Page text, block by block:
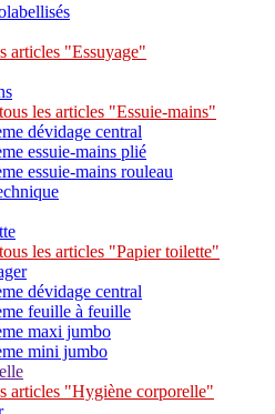
articles "Essuyage"
les articles "Essuie-mains"
dévidage central
essuie-mains plié
essuie-mains rouleau
les articles "Papier toilette"
dévidage central
feuille à feuille
maxi jumbo
mini jumbo
articles "Hygiène corporelle"